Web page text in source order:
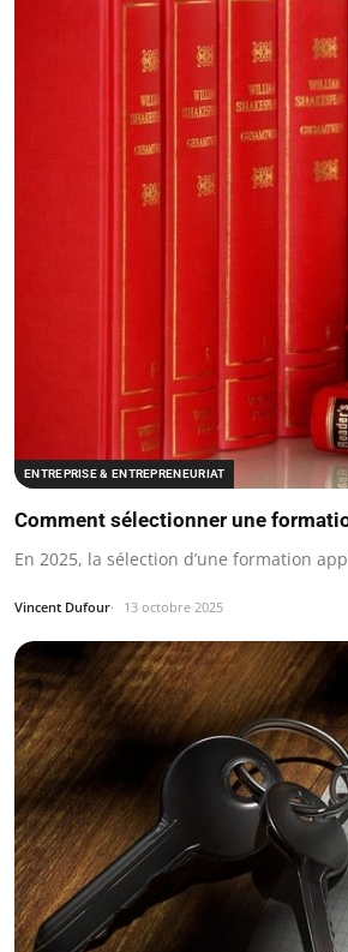
ENTREPRISE & ENTREPRENEURIAT
Comment sélectionner une
En 2025, la sélection d’une formation
Vincent Dufour 13 octobre 2025